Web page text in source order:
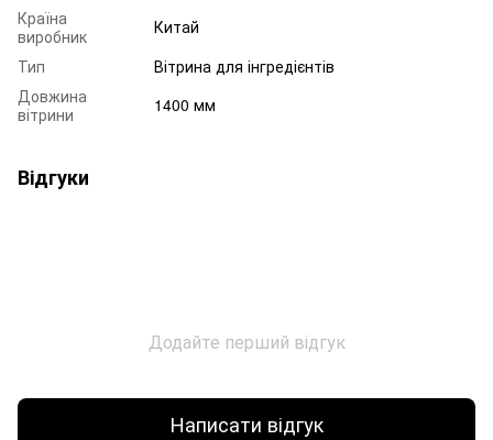
Країна
виробник
Китай
Тип
Вітрина для інгредієнтів
Довжина
вітрини
1400 мм
Відгуки
Додайте перший відгук
Написати відгук